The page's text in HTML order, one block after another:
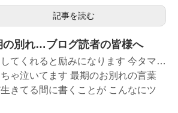
記事を読む
の別れ…ブログ読者の皆様へ
てくれると励みになります 今タマ…
ゃ泣いてます 最期のお別れの言葉
生きてる間に書くことが こんなにツ